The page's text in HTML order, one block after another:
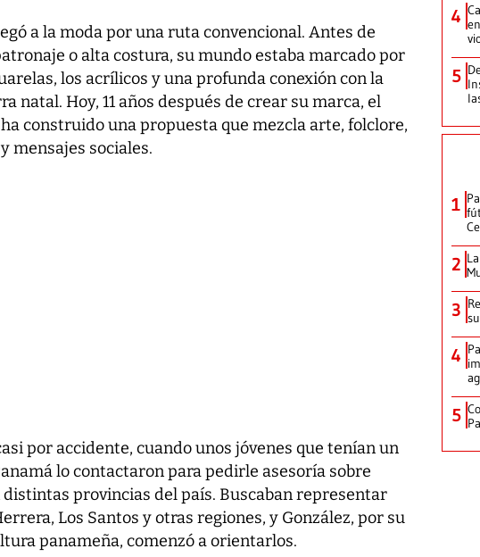
a la moda por una ruta convencional. Antes de
o alta costura, su mundo estaba marcado por
los acrílicos y una profunda conexión con la
natal. Hoy, 11 años después de crear su marca, el
construido una propuesta que mezcla arte, folclore,
mensajes sociales.
por accidente, cuando unos jóvenes que tenían un
lo contactaron para pedirle asesoría sobre
provincias del país. Buscaban representar
Los Santos y otras regiones, y González, por su
panameña, comenzó a orientarlos.
4
5
1
2
3
4
5